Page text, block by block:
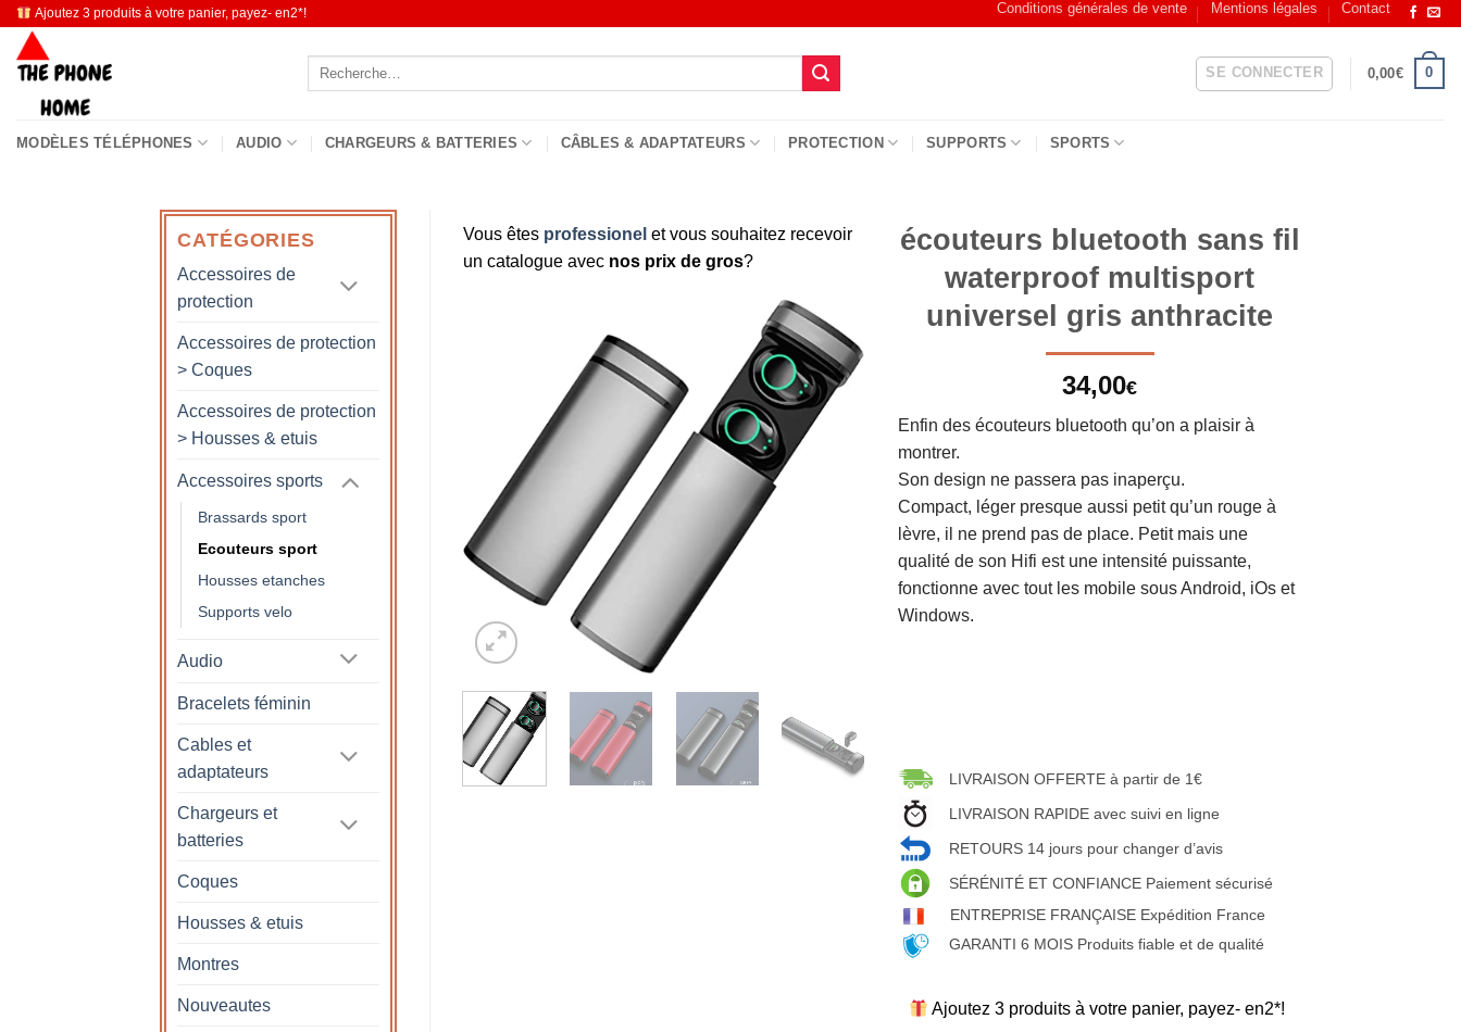
Passer
contenu
Ajoutez 3 produits à votre panier, payez- en2*! Conditions générales de vente Mentions légales Contact
Recherche
SE CONNECTER 0,00€ 0
MODÈLES TÉLÉPHONES AUDIO CHARGEURS & BATTERIES CÂBLES & ADAPTATEURS PROTECTION SUPPORTS SPORTS
CATÉGORIES
Accessoires de
protection
Accessoires de protection
> Coques
Accessoires de protection
> Housses & etuis
Accessoires sports
Brassards sport
Ecouteurs sport
Housses etanches
Supports velo
Audio
Bracelets féminin
Cables et
adaptateurs
Chargeurs et
batteries
Coques
Housses & etuis
Montres
Nouveautes
Vous êtes professionel et vous souhaitez recevoir
un catalogue avec nos prix de gros?
écouteurs bluetooth sans fil
waterproof multisport
universel gris anthracite
34,00€
Enfin des écouteurs bluetooth qu’on a plaisir à
montrer.
Son design ne passera pas inaperçu.
Compact, léger presque aussi petit qu’un rouge à
lèvre, il ne prend pas de place. Petit mais une
qualité de son Hifi est une intensité puissante,
fonctionne avec tout les mobile sous Android, iOs et
Windows.
LIVRAISON OFFERTE à partir de 1€
LIVRAISON RAPIDE avec suivi en ligne
RETOURS 14 jours pour changer d’avis
SÉRÉNITÉ ET CONFIANCE Paiement sécurisé
ENTREPRISE FRANÇAISE Expédition France
GARANTI 6 MOIS Produits fiable et de qualité
Ajoutez 3 produits à votre panier, payez- en2*!